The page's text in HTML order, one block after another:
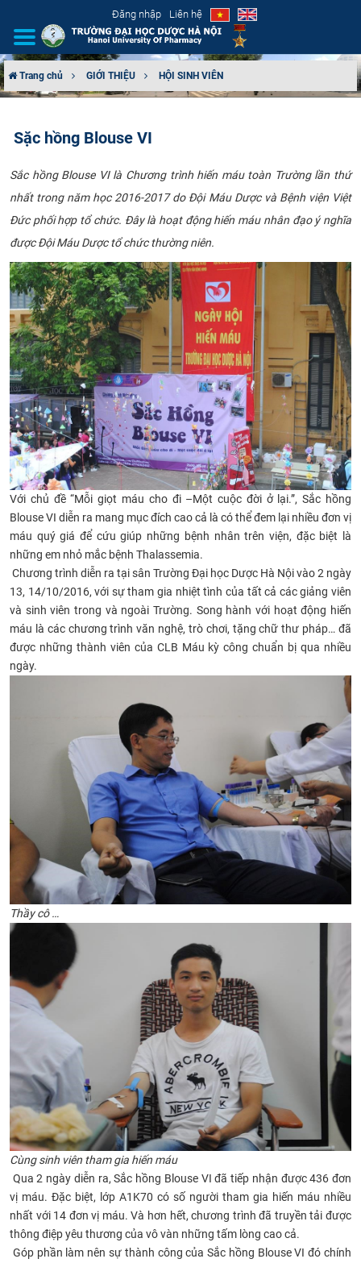
Đăng nhập Liên hệ
CƠ CẤU TỔ CHỨC
TUYỂN SINH
ĐÀO TẠO
ĐẢM BẢO CHẤT LƯỢNG
KHOA HỌC CÔNG NGHỆ
HTQT
CỰU NGƯỜI HỌC
Trang chủ GIỚI THIỆU HỘI SINH VIÊN
Sặc hồng Blouse VI
​Sắc hồng Blouse VI là Chương trình hiến máu toàn Trường lần thứ
nhất trong năm học 2016-2017 do Đội Máu Dược và Bệnh viện Việt
Đức phối hợp tổ chức. Đây là hoạt động hiến máu nhân đạo ý nghĩa
được Đội Máu Dược tổ chức thường niên.​
Với chủ đề “Mỗi giọt máu cho đi –Một cuộc đời ở lại.”, Sắc hồng
Blouse VI diễn ra mang mục đích cao cả là có thể đem lại nhiều đơn vị
máu quý giá để cứu giúp những bệnh nhân trên viện, đặc biệt là
những em nhỏ mắc bệnh Tha lassemia.
Chương trình diễn ra tại sân Trường Đại học Dược Hà Nội vào 2 ngày
13, 14/10/2016, với sự tham gia nhiệt tình của tất cả các giảng viên
và sinh viên trong và ngoài Trường. Song hành với hoạt động hiến
máu là các chương trình văn nghệ, trò chơi, tặng chữ thư pháp… đã
được những thành viên của CLB Máu kỳ công chuẩn bị qua nhiều
ngày.
Thầy ​cô …
Cùng sinh viên tham gia hiến máu
Qua 2 ngày diễn ra, Sắc hồng Blouse VI đã tiếp nhận được 436 đơn
vị máu. Đặc biệt, lớp A1K70 có số người tham gia hiến máu nhiều
nhất với 14 đơn vị máu. Và hơn hết, chương trình đã truyền tải được
thông điệp yêu thương của vô vàn những tấm lòng cao cả.
Góp phần làm nên sự thành công của Sắc hồng Blouse VI đó chính